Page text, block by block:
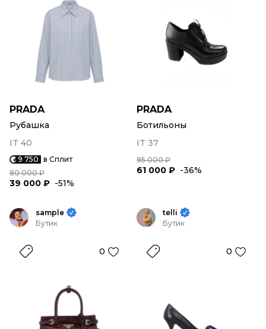
PRADA
Рубашка
IT 40
9 750 в Сплит
80 000 ₽
39 000 ₽ -51%
PRADA
Ботильоны
IT 37
95 000 ₽
61 000 ₽ -36%
sample
Бутик
0
telli
Бутик
0